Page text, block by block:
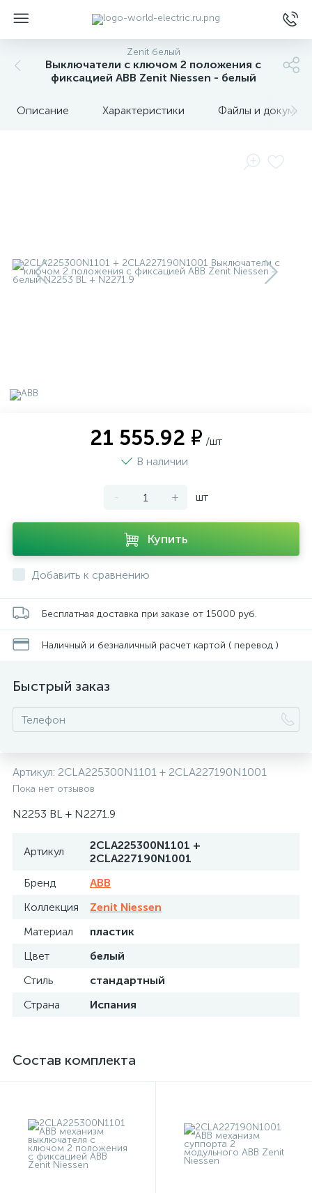
Zenit белый
Выключатели с ключом 2 положения с
фиксацией ABB Zenit Niessen - белый
Описание Характеристики Файлы и
21 555.92 ₽ /шт
В наличии
- + шт
Купить
Добавить к сравнению
Бесплатная доставка при заказе от 15000 руб.
Наличный и безналичный расчет картой ( перевод )
Быстрый заказ
Артикул: 2CLA225300N1101 + 2CLA227190N1001
Пока нет отзывов
N2253 BL + N2271.9
Артикул
2CLA225300N1101 +
2CLA227190N1001
Бренд
ABB
Коллекция
Zenit Niessen
Материал
пластик
Цвет
белый
Стиль
стандартный
Страна
Испания
Состав комплекта